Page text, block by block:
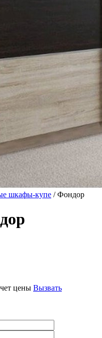
шкафы-купе / Фондор
цены Вызвать